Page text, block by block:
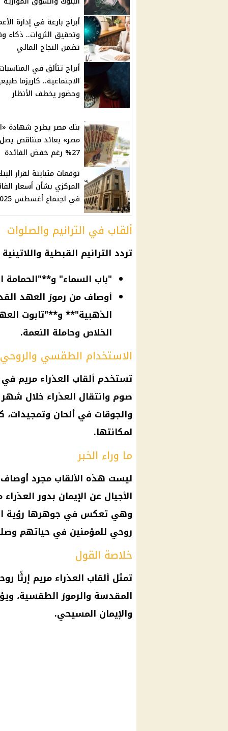
أبراج بارعة في إدارة
وتحقيق الثروات.. ذكاء
تضمن النجاح المالي
أبراج تتألق في
الاجتماعية.. كاريزما
وحضور يخطف الأنظار
بنك مصر يطرح شهادة
مصر» بعائد متناقص
27% رغم خفض الفائدة
توقعات متباينة لقرار
المركزي بشأن أسعار
في اجتماع أغسطس 2025
ألقاب في الترانيم والصلوات
تردد الترانيم القبطية
"باب السماء"
أوصاف من رموز العهد
الذهبية"** و**"تابوت
الخلاص وحاملة النعمة.
الاستخدام الطقسي والروحي
تستخدم ألقاب العذراء مريم
صوم وانتقال العذراء خلال
والجوقات في ألحان وتمجيدات،
لمكانتها.
ما وراء الخبر
ليست هذه الألقاب مجرد
الأجيال عن الإيمان بدور
وهي تعكس في جوهرها رؤية
روحي للمؤمنين في حياتهم
خلاصة القول
تمثل ألقاب العذراء مريم إرثًا
المقدسة والرموز الطقسية،
والإيمان المسيحي.